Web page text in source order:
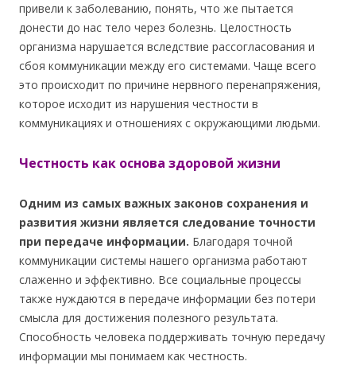
привели к заболеванию, понять, что же пытается
донести до нас тело через болезнь. Целостность
организма нарушается вследствие рассогласования и
сбоя коммуникации между его системами. Чаще всего
это происходит по причине нервного перенапряжения,
которое исходит из нарушения честности в
коммуникациях и отношениях с окружающими людьми.
Честность как основа здоровой жизни
Одним из самых важных законов сохранения и
развития жизни является следование точности
при передаче информации. Благодаря точной
коммуникации системы нашего организма работают
слаженно и эффективно. Все социальные процессы
также нуждаются в передаче информации без потери
смысла для достижения полезного результата.
Способность человека поддерживать точную передачу
информации мы понимаем как честность.